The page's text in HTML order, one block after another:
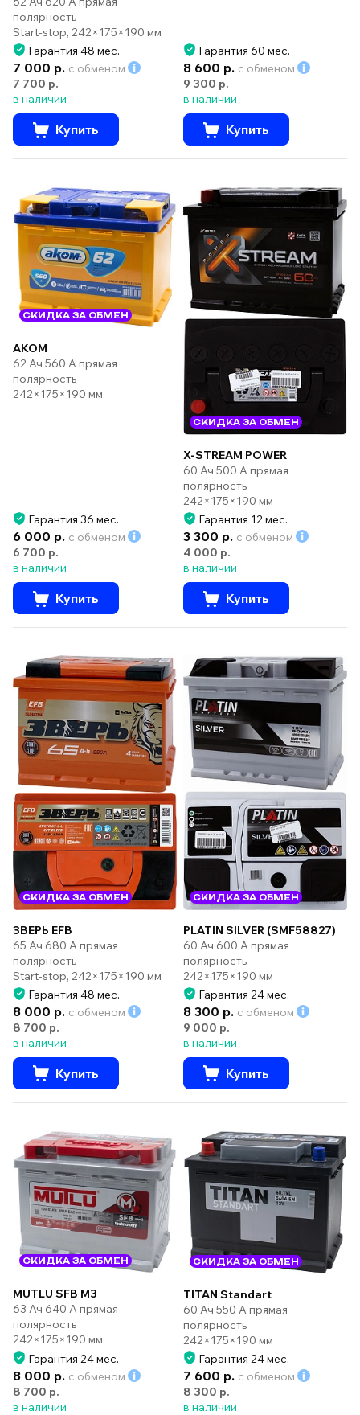
полярность
Start-stop, 242×175×190 мм
Гарантия 48 мес.
7 000 р. с обменом
7 700 р.
в наличии
Купить
Гарантия 60 мес.
8 600 р. с обменом
9 300 р.
в наличии
Купить
СКИДКА ЗА ОБМЕН
AKOM
62 Ач 560 А прямая
полярность
242×175×190 мм
Гарантия 36 мес.
6 000 р. с обменом
6 700 р.
в наличии
Купить
СКИДКА ЗА ОБМЕН
X-STREAM POWER
60 Ач 500 А прямая
полярность
242×175×190 мм
Гарантия 12 мес.
3 300 р. с обменом
4 000 р.
в наличии
Купить
СКИДКА ЗА ОБМЕН
ЗВЕРЬ EFB
65 Ач 680 А прямая
полярность
Start-stop, 242×175×190 мм
Гарантия 48 мес.
8 000 р. с обменом
8 700 р.
в наличии
Купить
СКИДКА ЗА ОБМЕН
PLATIN SILVER (SMF58827)
60 Ач 600 А прямая
полярность
242×175×190 мм
Гарантия 24 мес.
8 300 р. с обменом
9 000 р.
в наличии
Купить
СКИДКА ЗА ОБМЕН
MUTLU SFB M3
63 Ач 640 А прямая
полярность
242×175×190 мм
Гарантия 24 мес.
8 000 р. с обменом
8 700 р.
в наличии
СКИДКА ЗА ОБМЕН
TITAN Standart
60 Ач 550 А прямая
полярность
242×175×190 мм
Гарантия 24 мес.
7 600 р. с обменом
8 300 р.
в наличии